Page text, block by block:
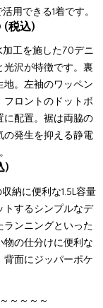
用できる1着です。
(税込)
加工を施した70デニ
光沢が特徴です。裏
。左袖のワッペン
フロントのドットボ
に配置。裾は両脇の
の発生を抑える静電
)
納に便利な1.5L容量
トするシンプルなデ
ンニングといった
物の仕分けに便利な
面にジッパーポケ
～～～～